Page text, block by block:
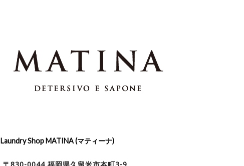
Laundry Shop MATINA (マティーナ)